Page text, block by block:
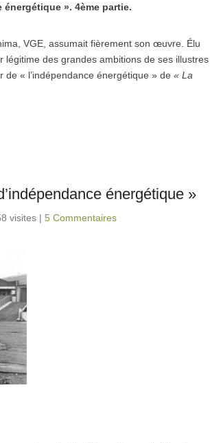
». 4ème partie.
VGE, assumait fièrement son œuvre. Élu
légitime des grandes ambitions de ses illustres
« l’indépendance énergétique » de « La
énergétique »
visites | 5 Commentaires